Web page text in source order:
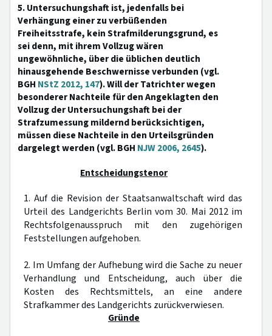
5. Untersuchungshaft ist, jedenfalls bei
Verhängung einer zu verbüßenden
Freiheitsstrafe, kein Strafmilderungsgrund, es
sei denn, mit ihrem Vollzug wären
ungewöhnliche, über die üblichen deutlich
hinausgehende Beschwernisse verbunden (vgl.
BGH NStZ 2012, 147). Will der Tatrichter wegen
besonderer Nachteile für den Angeklagten den
Vollzug der Untersuchungshaft bei der
Strafzumessung mildernd berücksichtigen,
müssen diese Nachteile in den Urteilsgründen
dargelegt werden (vgl. BGH NJW 2006, 2645).
Entscheidungstenor
1. Auf die Revision der Staatsanwaltschaft wird das
Urteil des Landgerichts Berlin vom 30. Mai 2012 im
Rechtsfolgenausspruch mit den zugehörigen
Feststellungen aufgehoben.
2. Im Umfang der Aufhebung wird die Sache zu neuer
Verhandlung und Entscheidung, auch über die
Kosten des Rechtsmittels, an eine andere
Strafkammer des Landgerichts zurückverwiesen.
Gründe